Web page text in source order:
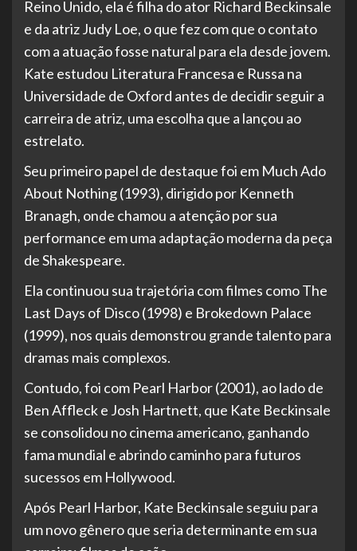
Reino Unido, ela é filha do ator Richard Beckinsale
e da atriz Judy Loe, o que fez com que o contato
com a atuação fosse natural para ela desde jovem.
Kate estudou Literatura Francesa e Russa na
Universidade de Oxford antes de decidir seguir a
carreira de atriz, uma escolha que a lançou ao
estrelato.
Seu primeiro papel de destaque foi em Much Ado
About Nothing (1993), dirigido por Kenneth
Branagh, onde chamou a atenção por sua
performance em uma adaptação moderna da peça
de Shakespeare.
Ela continuou sua trajetória com filmes como The
Last Days of Disco (1998) e Brokedown Palace
(1999), nos quais demonstrou grande talento para
dramas mais complexos.
Contudo, foi com Pearl Harbor (2001), ao lado de
Ben Affleck e Josh Hartnett, que Kate Beckinsale
se consolidou no cinema americano, ganhando
fama mundial e abrindo caminho para futuros
sucessos em Hollywood.
Após Pearl Harbor, Kate Beckinsale seguiu para
um novo gênero que seria determinante em sua